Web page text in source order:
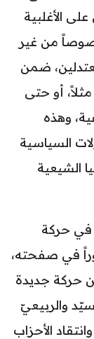
الأغلبية
من غير
ضمن
أو حتى
وهذه
السياسية
الشيعية
في حركة
في صفحته،
حركة جديدة
والربيعيّ
الأحزاب